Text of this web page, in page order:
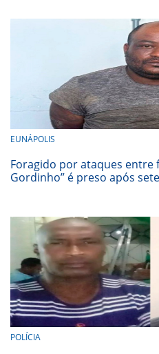
EUNÁPOLIS
Foragido por ataques entre
Gordinho” é preso após
POLÍCIA